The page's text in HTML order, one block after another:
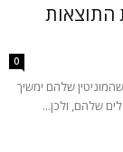
התוצאות
0
שלהם ימשיך
שלהם, ולכן...